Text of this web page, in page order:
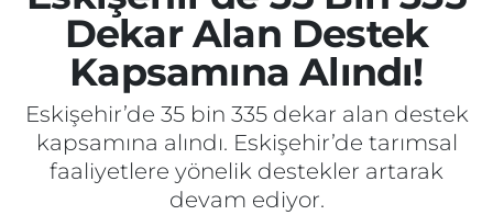
Dekar Alan Destek
Kapsamına Alındı!
Eskişehir’de 35 bin 335 dekar alan destek
kapsamına alındı. Eskişehir’de tarımsal
faaliyetlere yönelik destekler artarak
devam ediyor.
SİYASET
EKONOMİ
SAĞLIK
Künye
Tüm Manşetler
Son Dakika Haberleri
Haber Arşivi